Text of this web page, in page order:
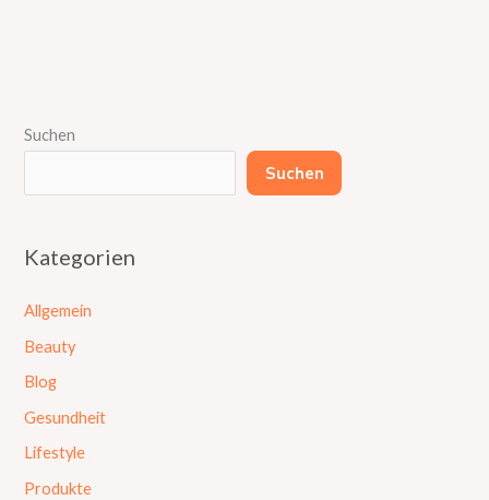
Suchen
Suchen
Kategorien
Allgemein
Beauty
Blog
Gesundheit
Lifestyle
Produkte